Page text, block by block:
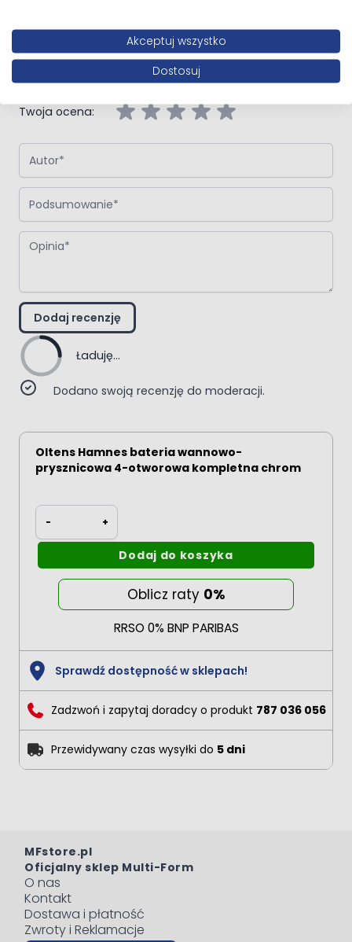
Napisz opinię o produkcie:Oltens Hamnes bateria wannowo-
prysznicowa 4-otworowa kompletna chrom
Twoja ocena:
Autor
Podsumowanie
Opinia
Dodaj recenzję
Ładuję...
Dodano swoją recenzję do moderacji.
Oltens Hamnes bateria wannowo-
prysznicowa 4-otworowa kompletna chrom
-
Ilość
+
Dodaj do koszyka
Oblicz raty 0%
RRSO 0% BNP PARIBAS
Zadzwoń i zapytaj doradcy o produkt 787 036 056
Przewidywany czas wysyłki do 5 dni
Sprawdź dostępność w sklepach!
MFstore.pl
Oficjalny sklep Multi-Form
O nas
Kontakt
Dostawa i płatność
Zwroty i Reklamacje
Akceptuj wszystko
Dostosuj